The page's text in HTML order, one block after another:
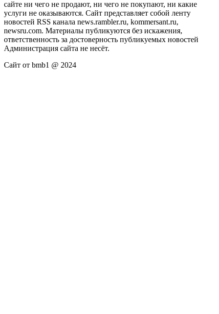
сайте ни чего не продают, ни чего не покупают, ни какие
услуги не оказываются. Сайт представляет собой ленту
новостей RSS канала news.rambler.ru, kommersant.ru,
newsru.com. Материалы публикуются без искажения,
ответственность за достоверность публикуемых новостей
Администрация сайта не несёт.
Сайт от bmb1 @ 2024